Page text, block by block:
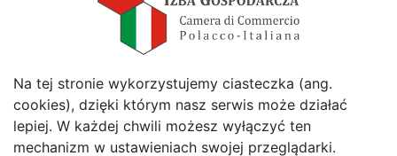
Zobacz wszystkie Aktualności
Na tej stronie wykorzystujemy ciasteczka (ang.
cookies), dzięki którym nasz serwis może działać
lepiej. W każdej chwili możesz wyłączyć ten
mechanizm w ustawieniach swojej przeglądarki.